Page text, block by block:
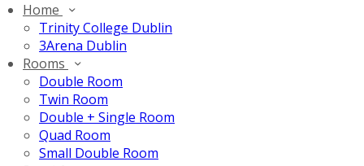
Home
Trinity College Dublin
3Arena Dublin
Rooms
Double Room
Twin Room
Double + Single Room
Quad Room
Small Double Room